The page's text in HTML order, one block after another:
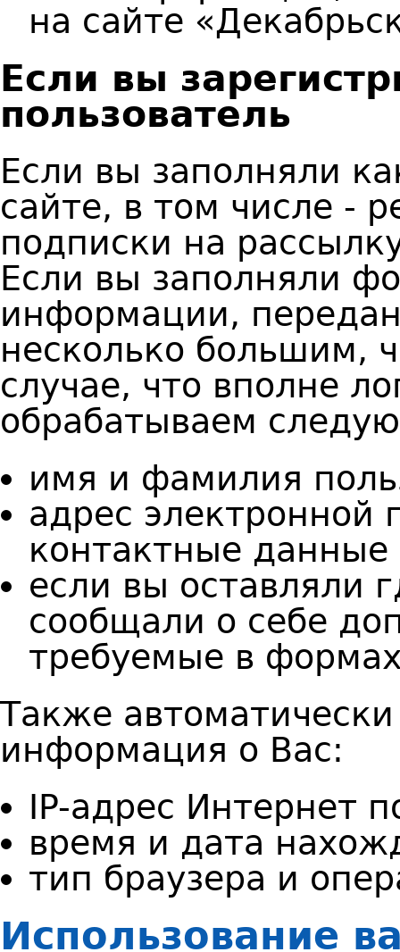
на сайте
Если вы
пользователь
Если вы заполняли
сайте, в том числе -
подписки на
Если вы заполняли
информации,
несколько большим,
случае, что вполне
обрабатываем
имя и фамилия
адрес электронной
контактные данные
если вы оставляли
сообщали о себе
требуемые в
Также
информация о Вас:
IP-адрес Интернет
время и дата
тип браузера и
Использование